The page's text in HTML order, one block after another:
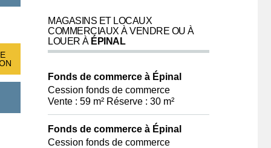
MAGASINS ET LOCAUX
COMMERCIAUX À VENDRE OU À
LOUER À ÉPINAL
Fonds de commerce à Épinal
Cession fonds de commerce
Vente : 59 m² Réserve : 30 m²
Fonds de commerce à Épinal
Cession fonds de commerce